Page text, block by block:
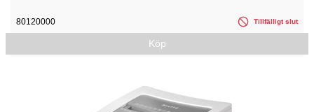
80120000 Tillfälligt slut
Köp